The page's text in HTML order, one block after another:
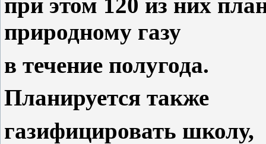
природному газу
в течение полугода.
Планируется также
газифицировать школу,